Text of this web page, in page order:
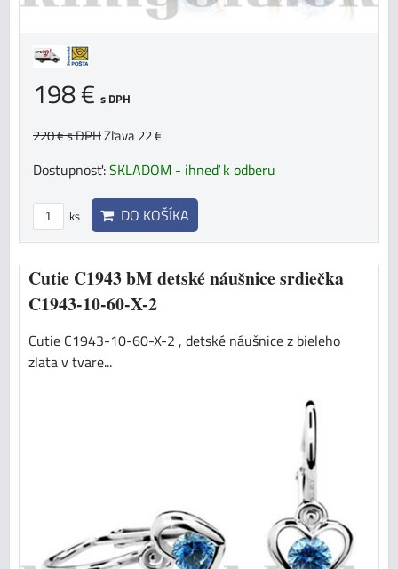
198 € s DPH
220 €s DPHZľava 22 €
Dostupnosť:SKLADOM - ihneď k odberu
ks DO KOŠÍKA
Cutie C1943 bM detské náušnice srdiečka
C1943-10-60-X-2
Cutie C1943-10-60-X-2 , detské náušnice z bieleho
zlata v tvare...